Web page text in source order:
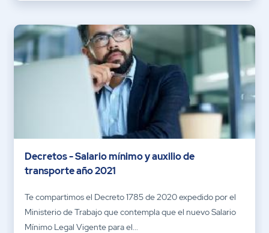
Decretos - Salario mínimo y auxilio de
transporte año 2021
Te compartimos el Decreto 1785 de 2020 expedido por el
Ministerio de Trabajo que contempla que el nuevo Salario
Mínimo Legal Vigente para el...